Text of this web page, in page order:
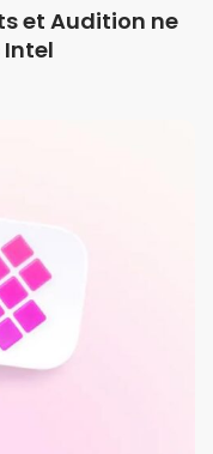
et Audition ne